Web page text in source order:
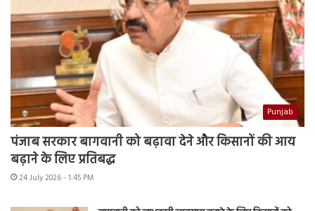
Punjab
पंजाब सरकार बागवानी को बढ़ावा देने और किसानों की आय
बढ़ाने के लिए प्रतिबद्ध
24 July 2026 - 1:45 PM